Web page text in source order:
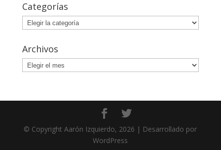
Categorías
Categorías
Archivos
Archivos
© Copyright Aarón Izquierdo, 2026 | Desarrollado por
WordPress